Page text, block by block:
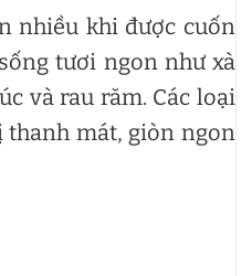
nhiều khi được cuốn
tươi ngon như xà
và rau răm. Các loại
thanh mát, giòn ngon